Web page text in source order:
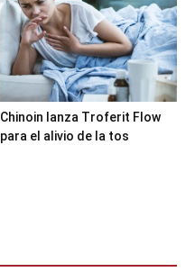
Chinoin lanza Troferit Flow
para el alivio de la tos